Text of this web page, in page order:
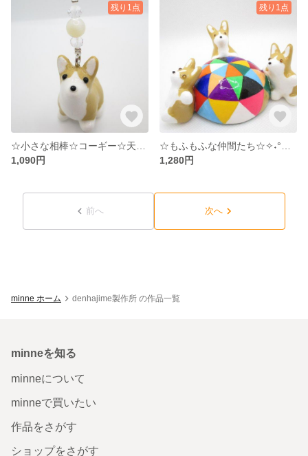
残り1点
1,090円
残り1点
1,280円
前へ 次へ
minne ホーム denhajime製作所 の作品一覧
minneを知る
minneについて
minneで買いたい
作品をさがす
ショップをさがす